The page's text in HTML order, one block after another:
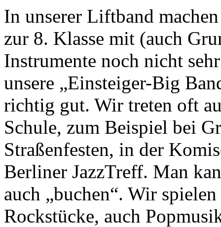
In unserer Liftband
zur 8. Klasse mit (auch
Instrumente noch nicht
unsere „Einsteiger-Big
richtig gut. Wir treten oft
Schule, zum Beispiel bei
Straßenfesten, in der
Berliner JazzTreff. Man
auch „buchen“. Wir
Rockstücke, auch